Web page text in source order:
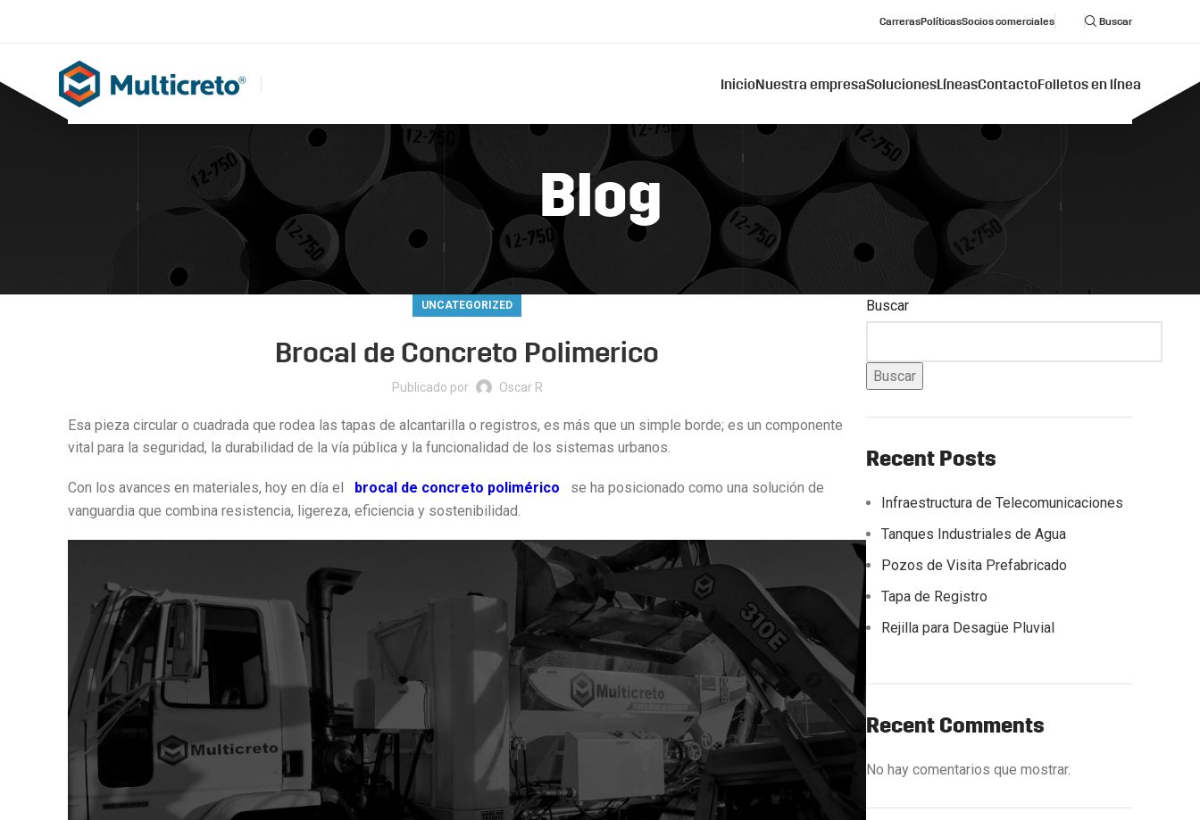
CarrerasPolíticasSocios comerciales Buscar
InicioNuestra empresaSolucionesLíneasContactoFolletos en línea
Blog
UNCATEGORIZED
Brocal de Concreto Polimerico
Publicado por Oscar R
Esa pieza circular o cuadrada que rodea las tapas de alcantarilla o registros, es más que un simple borde; es un componente
vital para la seguridad, la durabilidad de la vía pública y la funcionalidad de los sistemas urbanos.
Con los avances en materiales, hoy en día el brocal de concreto polimérico
se ha posicionado como una solución de
vanguardia que combina resistencia, ligereza, eficiencia y sostenibilidad.
Buscar
Buscar
Recent Posts
Infraestructura de Telecomunicaciones
Tanques Industriales de Agua
Pozos de Visita Prefabricado
Tapa de Registro
Rejilla para Desagüe Pluvial
Recent Comments
No hay comentarios que mostrar.